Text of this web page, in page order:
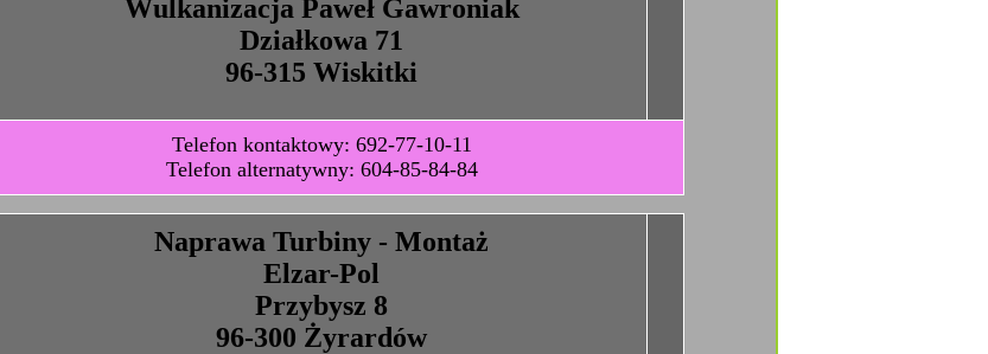
Wulkanizacja Paweł Gawroniak
Działkowa 71
96-315 Wiskitki
Telefon kontaktowy: 692-77-10-11
Telefon alternatywny: 604-85-84-84
Naprawa Turbiny - Montaż
Elzar-Pol
Przybysz 8
96-300 Żyrardów